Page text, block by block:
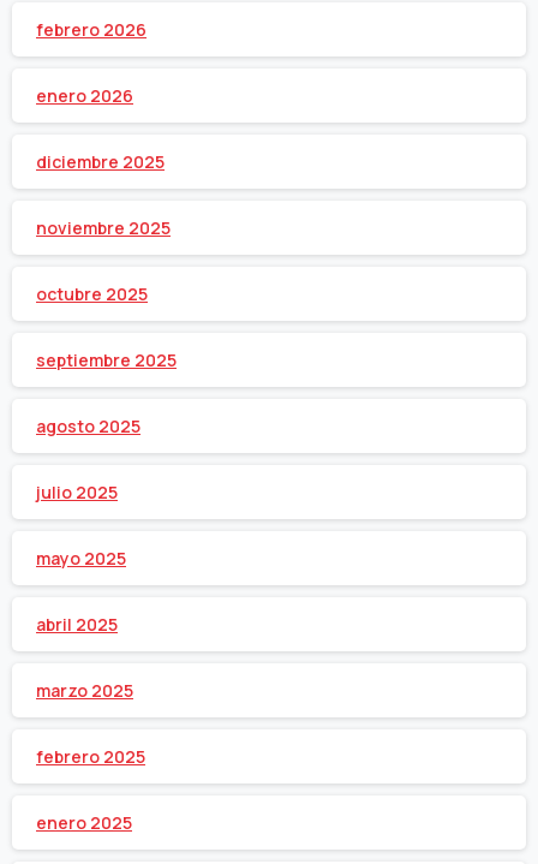
febrero 2026
enero 2026
diciembre 2025
noviembre 2025
octubre 2025
septiembre 2025
agosto 2025
julio 2025
mayo 2025
abril 2025
marzo 2025
febrero 2025
enero 2025